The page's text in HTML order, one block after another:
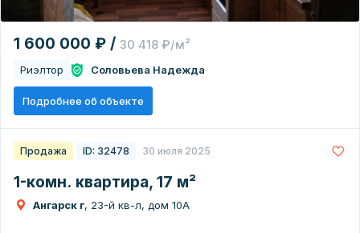
1 600 000 ₽ / 30 418 ₽/м²
Риэлтор Соловьева Надежда
Подробнее об объекте
Продажа ID: 32478 30 июля 2025
1-комн. квартира, 17 м²
Ангарск г, 23-й кв-л, дом 10А